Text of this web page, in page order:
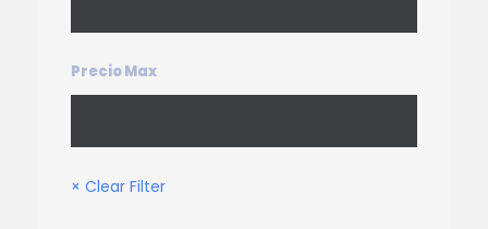
Precio Max
× Clear Filter